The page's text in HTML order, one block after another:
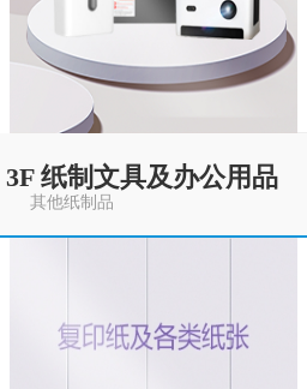
3F 纸制文具及办公用品
其他纸制品